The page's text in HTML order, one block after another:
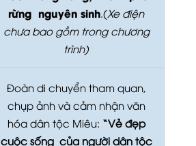
rừng nguyên sinh.(Xe điện
chưa bao gồm trong chương
trình)
Đoàn di chuyển tham quan,
chụp ảnh và cảm nhận văn
hóa dân tộc Miêu: “Vẻ đẹp
cuộc sống của người dân tộc